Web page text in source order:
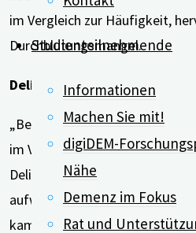
Studienteilnehmende
Informationen
Machen Sie mit!
digiDEM-
Nähe
Demenz im Fokus
Rat und
im Vergleich zur Häufigkeit,
Durchblutungsmangel.
Delirium kann Auslöser sein
„Bemerkenswert ist, dass
im Vergleich zu COVID-
Delirium, einen unabhängigen
aufwiesen“, schreiben die
kamen außerdem zu dem